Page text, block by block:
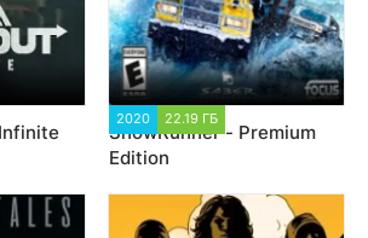
2020 22.19 ГБ
SnowRunner - Premium
Edition